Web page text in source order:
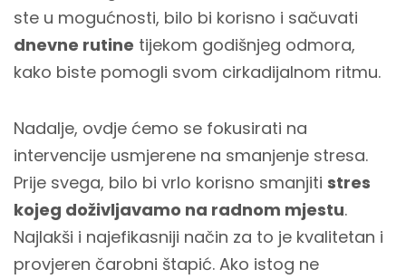
ste u mogućnosti, bilo bi korisno i sačuvati
dnevne rutine tijekom godišnjeg odmora,
kako biste pomogli svom cirkadijalnom ritmu.
Nadalje, ovdje ćemo se fokusirati na
intervencije usmjerene na smanjenje stresa.
Prije svega, bilo bi vrlo korisno smanjiti stres
kojeg doživljavamo na radnom mjestu.
Najlakši i najefikasniji način za to je kvalitetan i
provjeren čarobni štapić. Ako istog ne